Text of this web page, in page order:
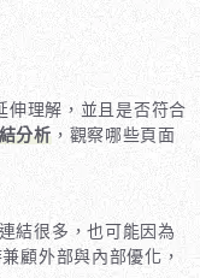
伸理解，並且是否符合
分析，觀察哪些頁面
結很多，也可能因為
顧外部與內部優化，